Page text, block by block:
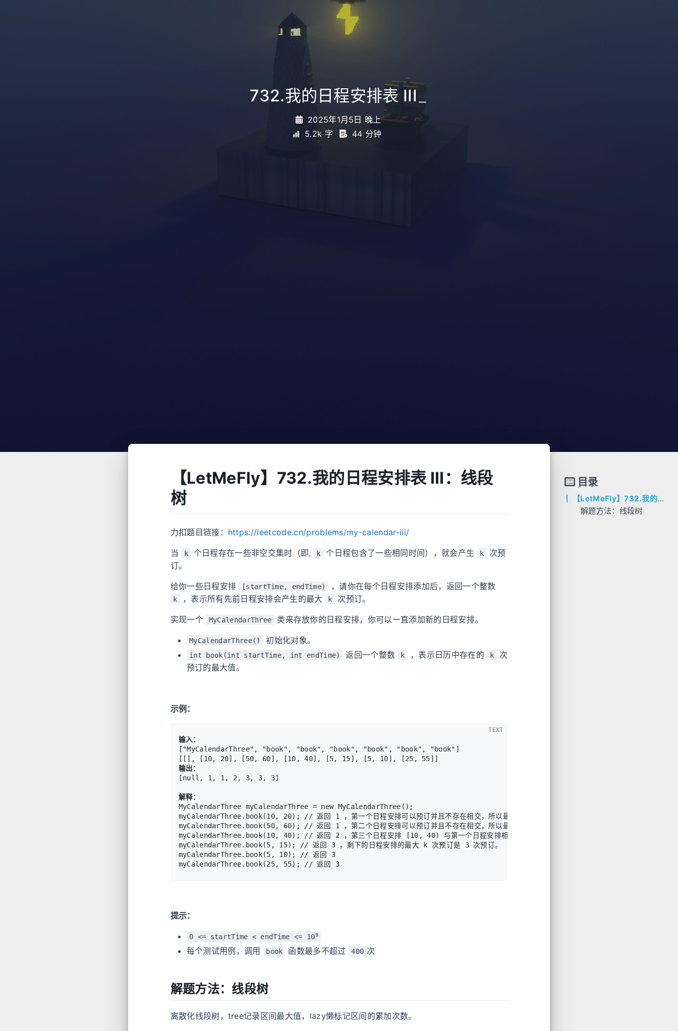
732.我的日程安排表 III_
2025年1月5日 晚上
5.2k 字
44 分钟
【LetMeFly】732.我的日程安排表 III：线段
树
力扣题目链接： https://leetcode.cn/problems/my-calendar-iii/
当 k 个日程存在一些非空交集时（即, k 个日程包含了一些相同时间），就会产生 k
次预
订。
给你一些日程安排 [startTime, endTime) ，请你在每个日程安排添加后，返回一个整数
k ，表示所有先前日程安排会产生的最大 k 次预订。
实现一个 MyCalendarThree 类来存放你的日程安排，你可以一直添加新的日程安排。
MyCalendarThree() 初始化对象。
int book(int startTime, int endTime) 返回一个整数 k ，表示日历中存在的 k
次
预订的最大值。
示例：
输入：
["MyCalendarThree", "book", "book", "book", "book", "book", "book"]
输出：
[null, 1, 1, 2, 3, 3, 3]
解释：
MyCalendarThree myCalendarThree = new MyCalendarThree();
myCalendarThree.book(10, 20); // 返回 1 ，第一个日程安排可以预订并且不存在相交，所以最大 k 次预订是 1 次预订。
myCalendarThree.book(50, 60); // 返回 1 ，第二个日程安排可以预订并且不存在相交，所以最大 k 次预订是 1 次预订。
myCalendarThree.book(10, 40); // 返回 2 ，第三个日程安排 [10, 40) 与第一个日程安排相交，所以最大 k 次预订是 2 次预订。
myCalendarThree.book(5, 15); // 返回 3 ，剩下的日程安排的最大 k 次预订是 3 次预订。
myCalendarThree.book(5, 10); // 返回 3
TEXT
提示：
0 <= startTime < endTime <= 109
每个测试用例，调用 book 函数最多不超过 400 次
解题方法：线段树
离散化线段树，tree记录区间最大值，lazy懒标记区间的累加次数。
目录
【LetMeFly】732.我的日程安排表 III：线段树
解题方法：线段树